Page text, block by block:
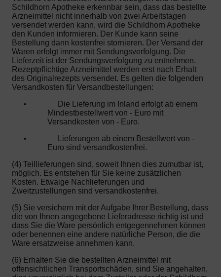
Schildhorn Apotheke erkennbar sein, dass das bestellte
Arzneimittel nicht innerhalb von zwei Arbeitstagen
versendet werden kann, wird die Schildhorn Apotheke
den Kunden informieren. Der Kunde kann seine
Bestellung dann kostenfrei stornieren. Der Versand der
Waren erfolgt immer mit Sendungsverfolgung. Die
Lieferzeit ist der Sendungsverfolgung zu entnehmen.
Rezeptpflichtige Arzneimittel werden erst nach Erhalt
des Originalrezepts versendet. Es gelten die folgenden
Versandkosten für Versandbestellungen:
•
Die Lieferung im Inland erfolgt ab einem
Mindestbestellwert von - Euro mit
Versandkosten von - Euro.
•
Lieferungen ab einem Bestellwert von -
Euro sind versandkostenfrei.
(4) Teillieferungen sind, soweit Ihnen dies zumutbar ist,
möglich. Es entstehen für Sie keine zusätzlichen
Kosten. Etwaige Nachlieferungen und
Zweitzustellungen sind versandkostenfrei.
(5) Sie versichern mit der Aufgabe Ihrer Bestellung, dass
die von Ihnen angegebene Lieferadresse richtig ist und
dass Sie die Ware persönlich entgegennehmen können
oder benennen eine andere natürliche Person, die die
Ware ersatzweise annehmen kann.
(6) Erhalten Sie die bestellten Arzneimittel mit
offensichtlichen Transportschäden, sind Sie angehalten,